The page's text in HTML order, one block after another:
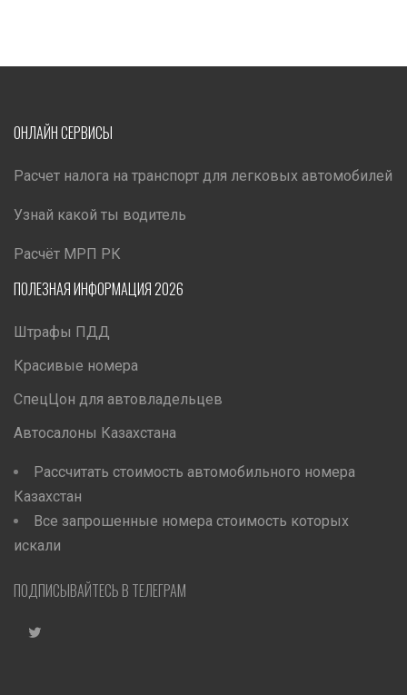
ОНЛАЙН СЕРВИСЫ
Расчет налога на транспорт для легковых автомобилей
Узнай какой ты водитель
Расчёт МРП РК
ПОЛЕЗНАЯ ИНФОРМАЦИЯ 2026
Штрафы ПДД
Красивые номера
СпецЦон для автовладельцев
Автосалоны Казахстана
Рассчитать стоимость автомобильного номера
Казахстан
Все запрошенные номера стоимость которых
искали
ПОДПИСЫВАЙТЕСЬ В ТЕЛЕГРАМ